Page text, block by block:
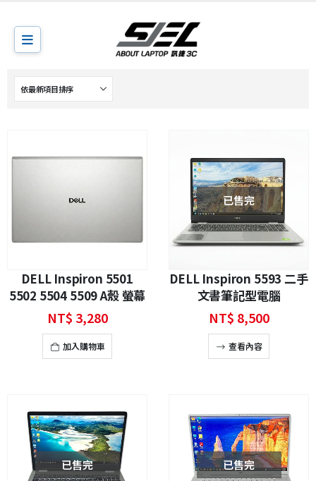
DELL Inspiron 5501
5502 5504 5509 A殼 螢幕
上蓋｜專業維修更換｜訊
捷3C
NT$ 3,280
加入購物車
已售完
DELL Inspiron 5593 二手
文書筆記型電腦
NT$ 8,500
查看內容
已售完 已售完